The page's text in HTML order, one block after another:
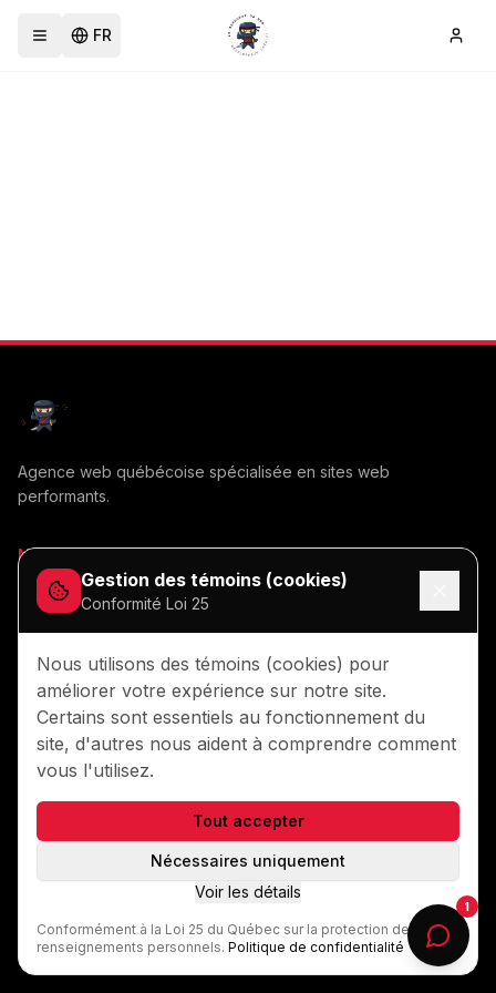
FR
Agence web québécoise spécialisée en sites web
performants.
Navigation
Portfolio
Comment ça marche
Soumission
Services
Consultation web
Prêt à transformer votre présence en ligne?
Obtenez une soumission gratuite en moins de 24h
Soumission gratuite
©2026Le Samouraï du Web.Tous droits réservés.
1
Un site web
Aide avec les réseaux sociaux
Je ne suis pas sûr
Je veux parler à quelqu'un
Gestion des témoins (cookies)
Conformité Loi 25
Nous utilisons des témoins (cookies) pour
améliorer votre expérience sur notre site.
Certains sont essentiels au fonctionnement du
site, d'autres nous aident à comprendre comment
vous l'utilisez.
Tout accepter
Nécessaires uniquement
Voir les détails
Conformément à la Loi 25 du Québec sur la protection des
renseignements personnels. Politique de confidentialité